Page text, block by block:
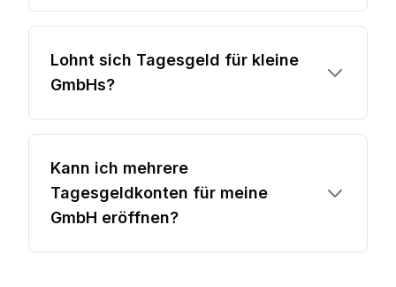
Lohnt sich Tagesgeld für kleine
GmbHs?
Kann ich mehrere
Tagesgeldkonten für meine
GmbH eröffnen?